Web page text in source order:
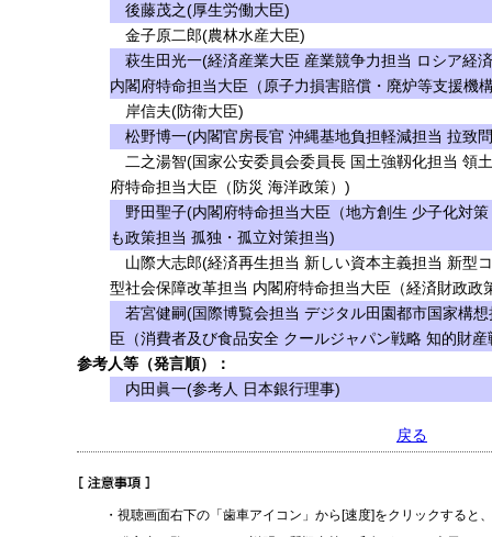
後藤茂之(厚生労働大臣)
金子原二郎(農林水産大臣)
萩生田光一(経済産業大臣 産業競争力担当 ロシア経
内閣府特命担当大臣（原子力損害賠償・廃炉等支援機
岸信夫(防衛大臣)
松野博一(内閣官房長官 沖縄基地負担軽減担当 拉致
二之湯智(国家公安委員会委員長 国土強靱化担当 領
府特命担当大臣（防災 海洋政策）)
野田聖子(内閣府特命担当大臣（地方創生 少子化対
も政策担当 孤独・孤立対策担当)
山際大志郎(経済再生担当 新しい資本主義担当 新型
型社会保障改革担当 内閣府特命担当大臣（経済財政政
若宮健嗣(国際博覧会担当 デジタル田園都市国家構
臣（消費者及び食品安全 クールジャパン戦略 知的財産
参考人等（発言順）：
内田眞一(参考人 日本銀行理事)
戻る
・視聴画面右下の「歯車アイコン」から[速度]をクリックすると